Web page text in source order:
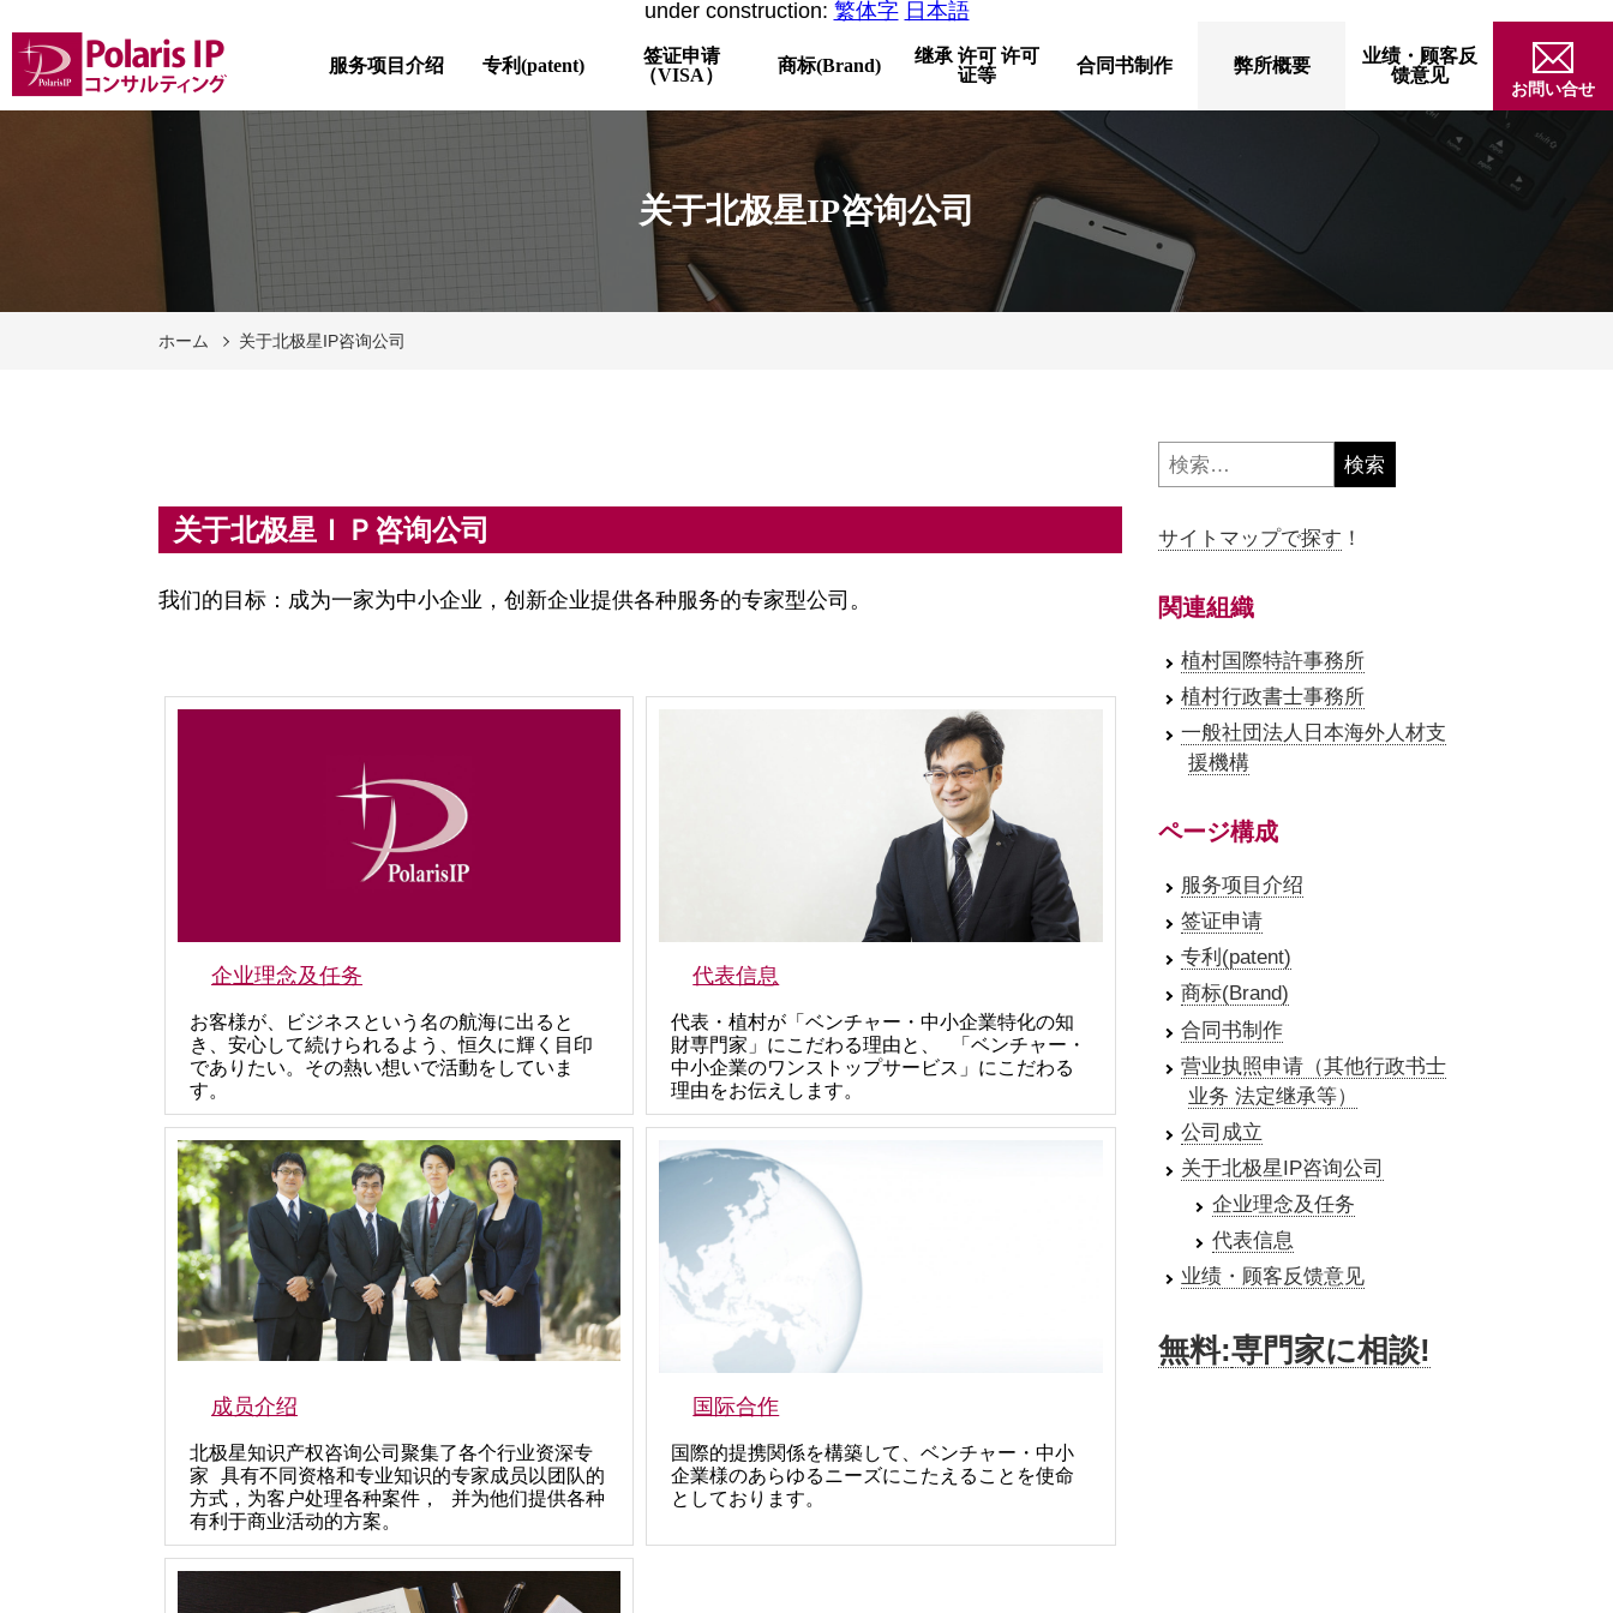
under construction: 繁体字 日本語
服务项目介绍 专利(patent)
签证申请
（VISA）
商标(Brand)
继承 许可 许可
证等
合同书制作 弊所概要
业绩・顾客反
馈意见
お問い合せ
关于北极星IP咨询公司
ホーム 关于北极星IP咨询公司
关于北极星ＩＰ咨询公司
我们的目标：成为一家为中小企业，创新企业提供各种服务的专家型公司。
企业理念及任务
お客様が、ビジネスという名の航海に出ると
き、安心して続けられるよう、恒久に輝く目印
でありたい。その熱い想いで活動をしていま
す。
代表信息
代表・植村が「ベンチャー・中小企業特化の知
財専門家」にこだわる理由と、 「ベンチャー・
中小企業のワンストップサービス」にこだわる
理由をお伝えします。
成员介绍
北极星知识产权咨询公司聚集了各个行业资深专
家 具有不同资格和专业知识的专家成员以团队的
方式，为客户处理各种案件， 并为他们提供各种
有利于商业活动的方案。
国际合作
国際的提携関係を構築して、ベンチャー・中小
企業様のあらゆるニーズにこたえることを使命
としております。
検
索:
サイトマップで探す ！
関連組織
植村国際特許事務所
植村行政書士事務所
一般社団法人日本海外人材支
援機構
ページ構成
服务项目介绍
签证申请
专利(patent)
商标(Brand)
合同书制作
营业执照申请（其他行政书士
业务 法定继承等）
公司成立
关于北极星IP咨询公司
企业理念及任务
代表信息
业绩・顾客反馈意见
無料:専門家に相談!